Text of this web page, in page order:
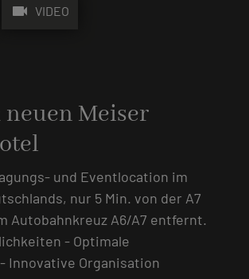
videocam VIDEO
neuen Meiser
und Eventlocation im
nur 5 Min. von der A7
Autobahnkreuz A6/A7 entfernt.
- Optimale
Innovative Organisation